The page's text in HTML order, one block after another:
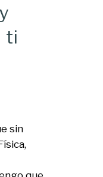
ti
sin